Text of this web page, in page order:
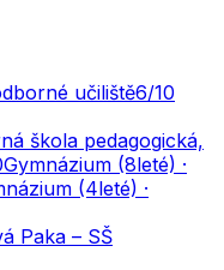
učiliště6/10
škola pedagogická,
Gymnázium (8leté) ·
(4leté) ·
Paka – SŠ